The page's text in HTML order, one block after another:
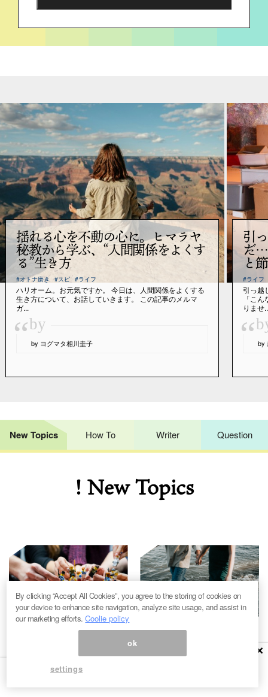
揺れる心を不動の心に。ヒマラヤ
秘教から学ぶ、“人間関係をよくす
る”生き方
#オトナ磨き #スピ #ライフ
ハリオーム。お元気ですか。 今日は、人間関係をよくする
生き方について、お話していきます。 この記事のメルマ
ガ...
“by
by ヨグマタ相川圭子
引
だ…
と
#ライフ
引っ越
「こ
りませ
“ by
New Topics How To Writer Question
! New Topics
これからはお金持ちより
「人持ち」の時代？お金
と
常識が覆る？「お金のか
最高に満たされる理由
×
By clicking “Accept All Cookies”, you agree to the storing of cookies on
your device to enhance site navigation, analyze site usage, and assist in
our marketing efforts.Coolie policy
ok
settings